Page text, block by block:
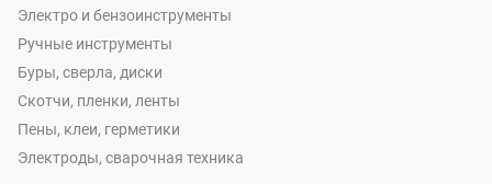
Электро и бензоинструменты
Ручные инструменты
Буры, сверла, диски
Скотчи, пленки, ленты
Пены, клеи, герметики
Электроды, сварочная техника